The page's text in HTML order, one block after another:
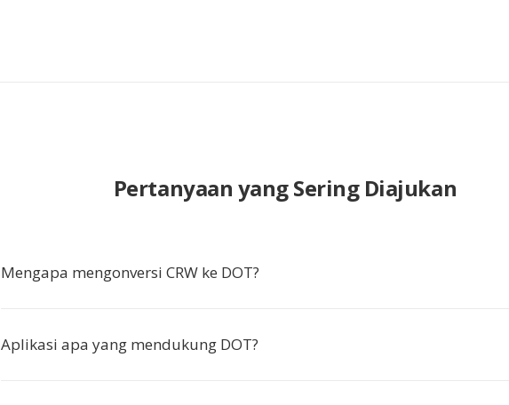
Pertanyaan yang Sering Diajukan
Mengapa mengonversi CRW ke DOT?
Aplikasi apa yang mendukung DOT?